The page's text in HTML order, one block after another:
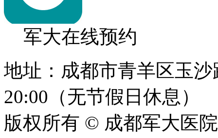
军大在线预约
地址：成都市青羊区玉
20:00（无节假日休息）
版权所有 © 成都军大医